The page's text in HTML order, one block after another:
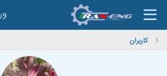
کاربران